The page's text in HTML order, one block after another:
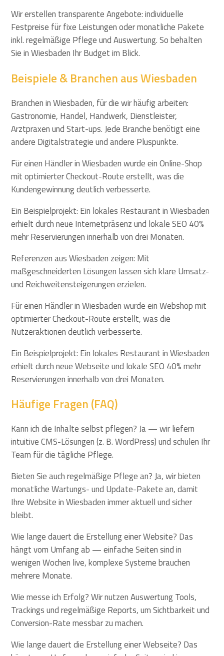
Wir erstellen transparente Angebote: individuelle
Festpreise für fixe Leistungen oder monatliche Pakete
inkl. regelmäßige Pflege und Auswertung. So behalten
Sie in Wiesbaden Ihr Budget im Blick.
Beispiele & Branchen aus Wiesbaden
Branchen in Wiesbaden, für die wir häufig arbeiten:
Gastronomie, Handel, Handwerk, Dienstleister,
Arztpraxen und Start-ups. Jede Branche benötigt eine
andere Digitalstrategie und andere Pluspunkte.
Für einen Händler in Wiesbaden wurde ein Online-Shop
mit optimierter Checkout-Route erstellt, was die
Kundengewinnung deutlich verbesserte.
Ein Beispielprojekt: Ein lokales Restaurant in Wiesbaden
erhielt durch neue Internetpräsenz und lokale SEO 40%
mehr Reservierungen innerhalb von drei Monaten.
Referenzen aus Wiesbaden zeigen: Mit
maßgeschneiderten Lösungen lassen sich klare Umsatz-
und Reichweitensteigerungen erzielen.
Für einen Händler in Wiesbaden wurde ein Webshop mit
optimierter Checkout-Route erstellt, was die
Nutzeraktionen deutlich verbesserte.
Ein Beispielprojekt: Ein lokales Restaurant in Wiesbaden
erhielt durch neue Webseite und lokale SEO 40% mehr
Reservierungen innerhalb von drei Monaten.
Häufige Fragen (FAQ)
Kann ich die Inhalte selbst pflegen? Ja — wir liefern
intuitive CMS-Lösungen (z. B. WordPress) und schulen Ihr
Team für die tägliche Pflege.
Bieten Sie auch regelmäßige Pflege an? Ja, wir bieten
monatliche Wartungs- und Update-Pakete an, damit
Ihre Website in Wiesbaden immer aktuell und sicher
bleibt.
Wie lange dauert die Erstellung einer Website? Das
hängt vom Umfang ab — einfache Seiten sind in
wenigen Wochen live, komplexe Systeme brauchen
mehrere Monate.
Wie messe ich Erfolg? Wir nutzen Auswertung Tools,
Trackings und regelmäßige Reports, um Sichtbarkeit und
Conversion-Rate messbar zu machen.
Wie lange dauert die Erstellung einer Webseite? Das